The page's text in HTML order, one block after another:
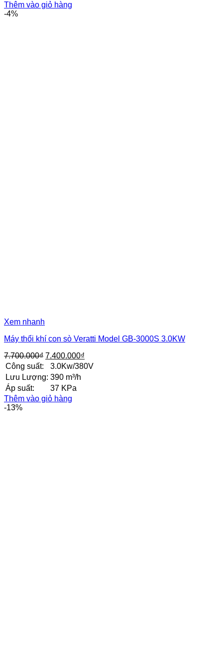
Thêm vào giỏ hàng
-4%
Xem nhanh
Máy thổi khí con sò Veratti Model GB-3000S 3.0KW
7.700.000₫ Giá
gốc
là:
7.700.000₫.
7.400.000₫
hiện
Công suất:
3.0Kw/380V
Lưu Lượng: 390 m³/h
Áp suất:
37 KPa
Thêm vào giỏ hàng
-13%